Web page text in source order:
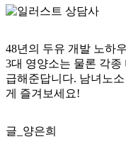
48년의 두유 개발 노하
3대 영양소는 물론 각
급해준답니다. 남녀노
게 즐겨보세요!
글_양은희